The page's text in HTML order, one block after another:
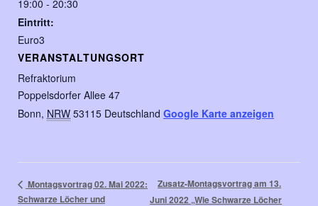
19:00 - 20:30
Eintritt:
Euro3
VERANSTALTUNGSORT
Refraktorium
Poppelsdorfer Allee 47
Bonn, NRW 53115 Deutschland Google Karte anzeigen
Montagsvortrag 02. Mai 2022:
Schwarze Löcher und
Zusatz-Montagsvortrag am 13.
Juni 2022 „Wie Schwarze Löcher